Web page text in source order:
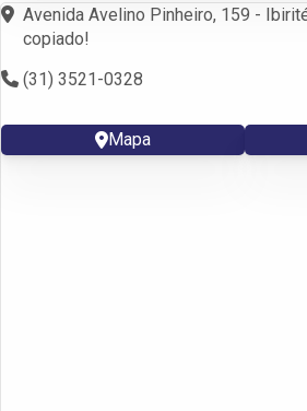
Avenida Avelino Pinheiro, 159 -
copiado!
(31) 3521-0328
Mapa